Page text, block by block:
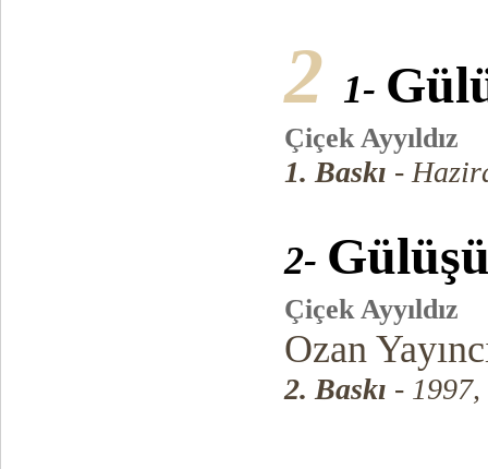
2 1-
Çiçek Ayyıldız
1. Baskı -
2-
Çiçek Ayyıldız
Ozan
2. Baskı - 1997,